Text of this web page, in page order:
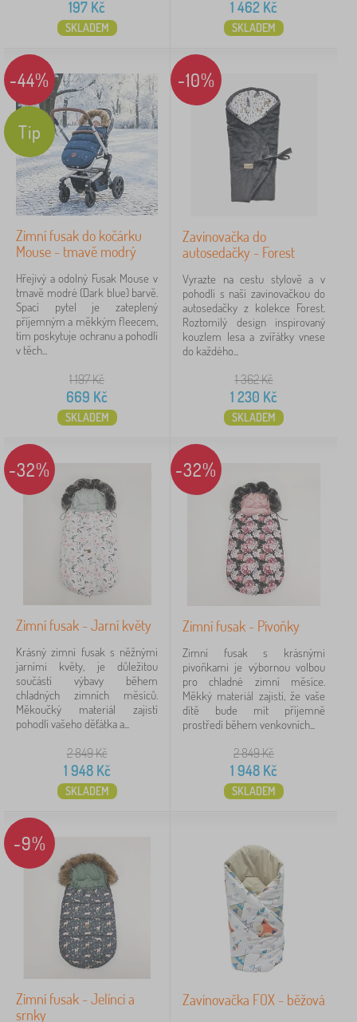
197 Kč
SKLADEM
1 462 Kč
SKLADEM
-44%
Tip
Zimní fusak do kočárku
Mouse - tmavě modrý
Hřejivý a odolný Fusak Mouse v
tmavě modré (Dark blue) barvě.
Spací pytel je zateplený
příjemným a měkkým fleecem,
tím poskytuje ochranu a pohodlí
v těch...
1 197Kč
669 Kč
SKLADEM
-10%
Zavinovačka do
autosedačky - Forest
Vyrazte na cestu stylově a v
pohodlí s naší zavinovačkou do
autosedačky z kolekce Forest.
Roztomilý design inspirovaný
kouzlem lesa a zvířátky vnese
do každého...
1 362Kč
1 230 Kč
SKLADEM
-32%
Zimní fusak - Jarní květy
Krásný zimní fusak s něžnými
jarními květy, je důležitou
součástí výbavy během
chladných zimních měsíců.
Měkoučký materiál zajistí
pohodlí vašeho děťátka a...
2 849Kč
1 948Kč
SKLADEM
-32%
Zimní fusak - Pivoňky
Zimní fusak s krásnými
pivoňkami je výbornou volbou
pro chladné zimní měsíce.
Měkký materiál zajistí, že vaše
dítě bude mít příjemně
prostředí během venkovních...
2 849Kč
1 948 Kč
SKLADEM
-9%
Zimní fusak - Jelínci a
srnky
Zavinovačka FOX - běžová